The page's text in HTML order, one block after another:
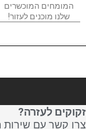
המומחים המוכשרים
שלנו מוכנים לעזור!
זקוקים לעזרה?
צרו קשר עם שירות